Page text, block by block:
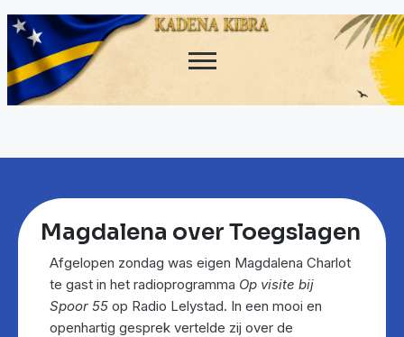
Magdalena over Toegslagen
Afgelopen zondag was eigen Magdalena Charlot
te gast in het radioprogramma Op visite bij
Spoor 55 op Radio Lelystad. In een mooi en
openhartig gesprek vertelde zij over de